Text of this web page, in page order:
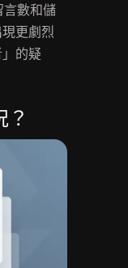
言數和儲
更劇烈
的疑